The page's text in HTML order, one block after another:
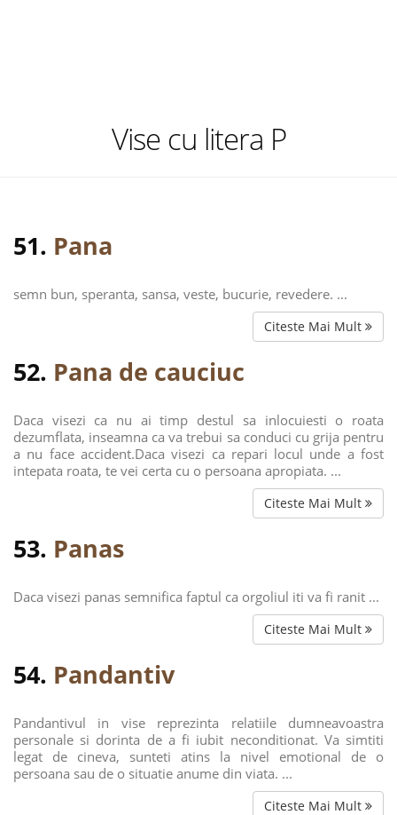
Vise cu litera P
51. Pana
semn bun, speranta, sansa, veste, bucurie, revedere. ...
Citeste Mai Mult
52. Pana de cauciuc
Daca visezi ca nu ai timp destul sa inlocuiesti o roata
dezumflata, inseamna ca va trebui sa conduci cu grija pentru
a nu face accident.Daca visezi ca repari locul unde a fost
intepata roata, te vei certa cu o persoana apropiata. ...
Citeste Mai Mult
53. Panas
Daca visezi panas semnifica faptul ca orgoliul iti va fi ranit ...
Citeste Mai Mult
54. Pandantiv
Pandantivul in vise reprezinta relatiile dumneavoastra
personale si dorinta de a fi iubit neconditionat. Va simtiti
legat de cineva, sunteti atins la nivel emotional de o
persoana sau de o situatie anume din viata. ...
Citeste Mai Mult